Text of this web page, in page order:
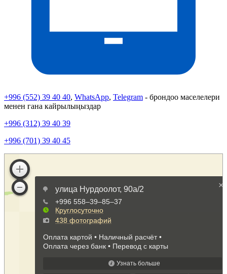
+996 (552) 39 40 40, WhatsApp, Telegram - брондоо маселелери
менен гана кайрылыңыздар
+996 (312) 39 40 39
+996 (701) 39 40 45